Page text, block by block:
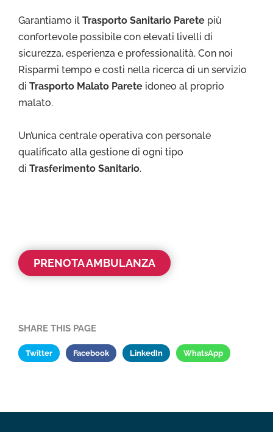
Garantiamo il Trasporto Sanitario Parete più
confortevole possibile con elevati livelli di
sicurezza, esperienza e professionalità. Con noi
Risparmi tempo e costi nella ricerca di un servizio
di Trasporto Malato Parete idoneo al proprio
malato.
Un’unica centrale operativa con personale
qualificato alla gestione di ogni tipo
di Trasferimento Sanitario.
PRENOTA AMBULANZA
SHARE THIS PAGE
Twitter Facebook LinkedIn WhatsApp